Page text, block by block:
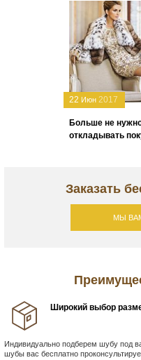
22 Июн 2017
Больше не
откладывать
Заказать
МЫ
Широкий выбор
Индивидуально подберем шубу под
шубы вас бесплатно